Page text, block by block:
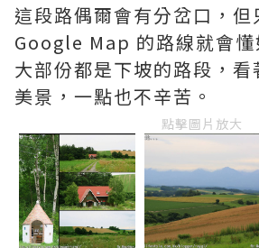
這段路偶爾會有分岔口，但
Google Map 的路線就會懂
大部份都是下坡的路段，看
美景，一點也不辛苦。
點擊圖片放大